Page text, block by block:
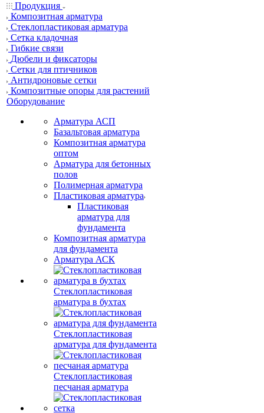
Продукция
Композитная арматура
Cтеклопластиковая арматура
Сетка кладочная
Гибкие связи
Дюбели и фиксаторы
Сетки для птичников
Антидроновые сетки
Композитные опоры для растений
Оборудование
Арматура АСП
Базальтовая арматура
Композитная арматура
оптом
Арматура для бетонных
полов
Полимерная арматура
Пластиковая арматура
Пластиковая
арматура для
фундамента
Композитная арматура
для фундамента
Арматура АСК
Стеклопластиковая
арматура в бухтах
Стеклопластиковая
арматура для фундамента
Стеклопластиковая
песчаная арматура